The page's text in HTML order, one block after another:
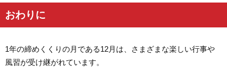
おわりに
1年の締めくくりの月である12月は、さまざまな楽しい行事や
風習が受け継がれています。